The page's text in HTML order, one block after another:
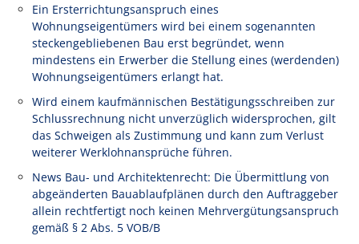
Ein Ersterrichtungsanspruch eines
Wohnungseigentümers wird bei einem sogenannten
steckengebliebenen Bau erst begründet, wenn
mindestens ein Erwerber die Stellung eines (werdenden)
Wohnungseigentümers erlangt hat.
Wird einem kaufmännischen Bestätigungsschreiben zur
Schlussrechnung nicht unverzüglich widersprochen, gilt
das Schweigen als Zustimmung und kann zum Verlust
weiterer Werklohnansprüche führen.
News Bau- und Architektenrecht: Die Übermittlung von
abgeänderten Bauablaufplänen durch den Auftraggeber
allein rechtfertigt noch keinen Mehrvergütungsanspruch
gemäß § 2 Abs. 5 VOB/B